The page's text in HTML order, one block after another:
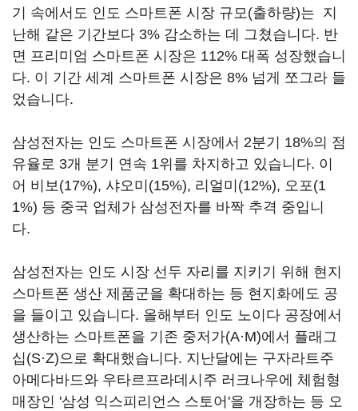
기 속에서도 인도 스마트폰 시장 규모(출하량)는 지
난해 같은 기간보다 3% 감소하는 데 그쳤습니다. 반
면 프리미엄 스마트폰 시장은 112% 대폭 성장했습니
다. 이 기간 세계 스마트폰 시장은 8% 넘게 쪼그라 들
었습니다.
삼성전자는 인도 스마트폰 시장에서 2분기 18%의 점
유율로 3개 분기 연속 1위를 차지하고 있습니다. 이
어 비보(17%), 샤오미(15%), 리얼미(12%), 오포(1
1%) 등 중국 업체가 삼성전자를 바짝 추격 중입니
다.
삼성전자는 인도 시장 선두 자리를 지키기 위해 현지
스마트폰 생산 제품군을 확대하는 등 현지화에도 공
을 들이고 있습니다. 올해부터 인도 노이다 공장에서
생산하는 스마트폰을 기존 중저가(A·M)에서 플래그
십(S·Z)으로 확대했습니다. 지난달에는 구자라트주
아메다바드와 우타르프라데시주 러크나우에 체험형
매장인 '삼성 익스피리언스 스토어'을 개장하는 등 오